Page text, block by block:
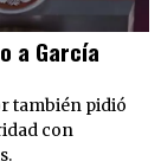
a García
también pidió
con